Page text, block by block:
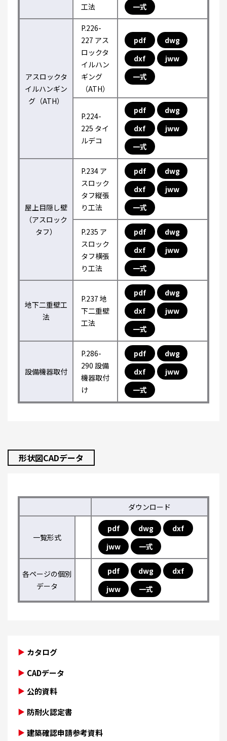
工法
一式
アスロックタ
イルハンギン
グ（ATH）
P.226-
227 アス
ロックタ
イルハン
ギング
（ATH）
pdf
dwg
dxf
jww
一式
P.224-
225 タイ
ルデコ
pdf
dwg
dxf
jww
一式
屋上目隠し壁
（アスロック
タフ）
P.234 ア
スロック
タフ縦張
り工法
pdf
dwg
dxf
jww
一式
P.235 ア
スロック
タフ横張
り工法
pdf
dwg
dxf
jww
一式
地下二重壁工
法
P.237 地
下二重壁
工法
pdf
dwg
dxf
jww
一式
設備機器取付
P.286-
290 設備
機器取付
け
pdf
dwg
dxf
jww
一式
形状図CADデータ
ダウンロード
一覧形式
pdf dwg
dxf
jww
一式
各ページの個別
データ
pdf dwg
dxf
jww
一式
カタログ
CADデータ
公的資料
防耐火認定書
建築確認申請参考資料